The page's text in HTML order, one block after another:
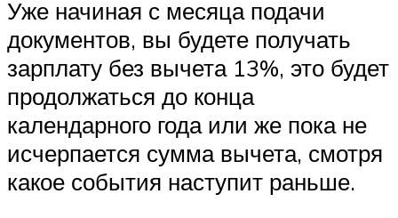
Уже начиная с месяца подачи
документов, вы будете получать
зарплату без вычета 13%, это будет
продолжаться до конца
календарного года или же пока не
исчерпается сумма вычета, смотря
какое события наступит раньше.